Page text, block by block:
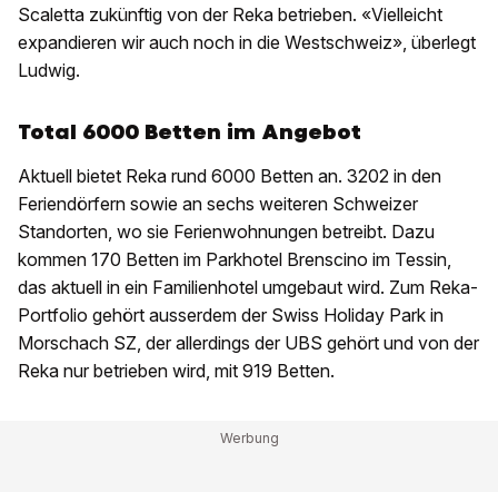
Scaletta zukünftig von der Reka betrieben. «Vielleicht
expandieren wir auch noch in die Westschweiz», überlegt
Ludwig.
Total 6000 Betten im Angebot
Aktuell bietet Reka rund 6000 Betten an. 3202 in den
Feriendörfern sowie an sechs weiteren Schweizer
Standorten, wo sie Ferienwohnungen betreibt. Dazu
kommen 170 Betten im Parkhotel Brenscino im Tessin,
das aktuell in ein Familienhotel umgebaut wird. Zum Reka-
Portfolio gehört ausserdem der Swiss Holiday Park in
Morschach SZ, der allerdings der UBS gehört und von der
Reka nur betrieben wird, mit 919 Betten.